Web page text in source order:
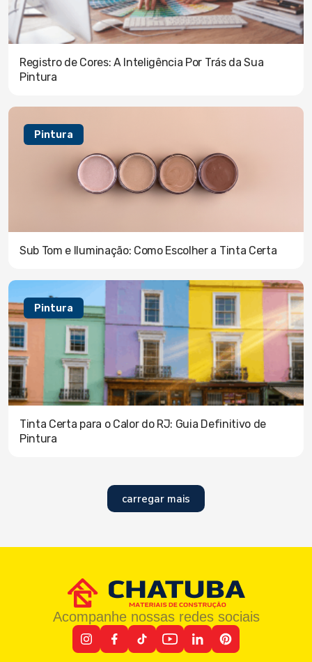
Registro de Cores: A Inteligência Por Trás da Sua
Pintura
Pintura
Sub Tom e Iluminação: Como Escolher a Tinta Certa
Pintura
Tinta Certa para o Calor do RJ: Guia Definitivo de
Pintura
carregar mais
Acompanhe nossas redes sociais